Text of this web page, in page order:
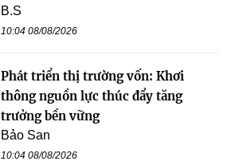
B.S
10:04 08/08/2026
Phát triển thị trường vốn: Khơi
thông nguồn lực thúc đẩy tăng
trưởng bền vững
Bảo San
10:04 08/08/2026